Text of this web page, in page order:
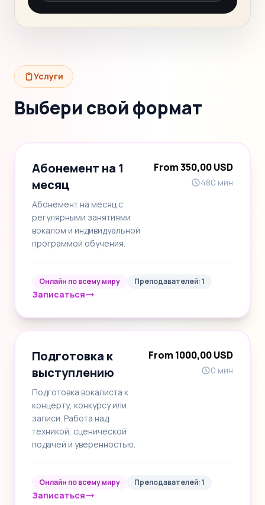
Услуги
Выбери свой формат
Абонемент на 1
месяц
Абонемент на месяц с
регулярными занятиями
вокалом и индивидуальной
программой обучения.
From 350,00 USD
480 мин
Онлайн по всему миру Преподавателей: 1
Записаться
Подготовка к
выступлению
Подготовка вокалиста к
концерту, конкурсу или
записи. Работа над
техникой, сценической
подачей и уверенностью.
From 1000,00 USD
0 мин
Онлайн по всему миру Преподавателей: 1
Записаться